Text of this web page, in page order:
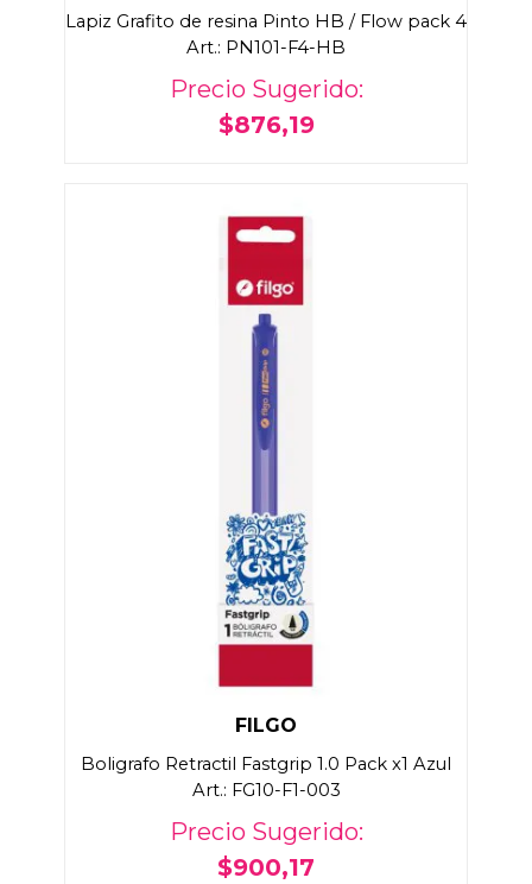
Lapiz Grafito de resina Pinto HB / Flow pack 4
Art.: PN101-F4-HB
Precio Sugerido:
$876,19
FILGO
Boligrafo Retractil Fastgrip 1.0 Pack x1 Azul
Art.: FG10-F1-003
Precio Sugerido:
$900,17